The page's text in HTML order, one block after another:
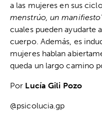
a las mujeres en sus
menstrúo, un
cuales pueden ayudarte
cuerpo. Además, es
mujeres hablan
queda un largo camino
Por Lucía Gili Pozo
@psicolucia.gp